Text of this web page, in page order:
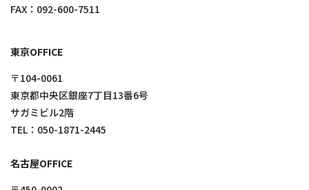
FAX：092-600-7511
東京OFFICE
〒104-0061
東京都中央区銀座7丁目13番6号
サガミビル2階
TEL： 050-1871-2445
名古屋OFFICE